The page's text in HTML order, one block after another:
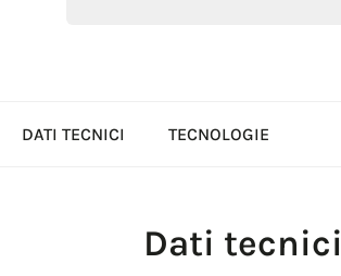
DATI TECNICI TECNOLOGIE
Dati tecnici